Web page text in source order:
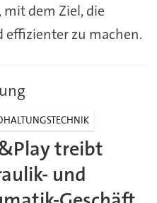
dem Ziel, die
effizienter zu machen.
treibt
und